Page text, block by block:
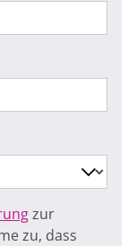
zur
zu, dass